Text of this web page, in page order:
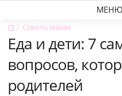
МЕНЮ
▢ Советы мамам
Еда и дети: 7
вопросов,
родителей